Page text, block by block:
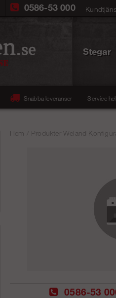
0586-53 000
Stegar
Snabba leveranser Service
Hem Produkter Weland
0586-53